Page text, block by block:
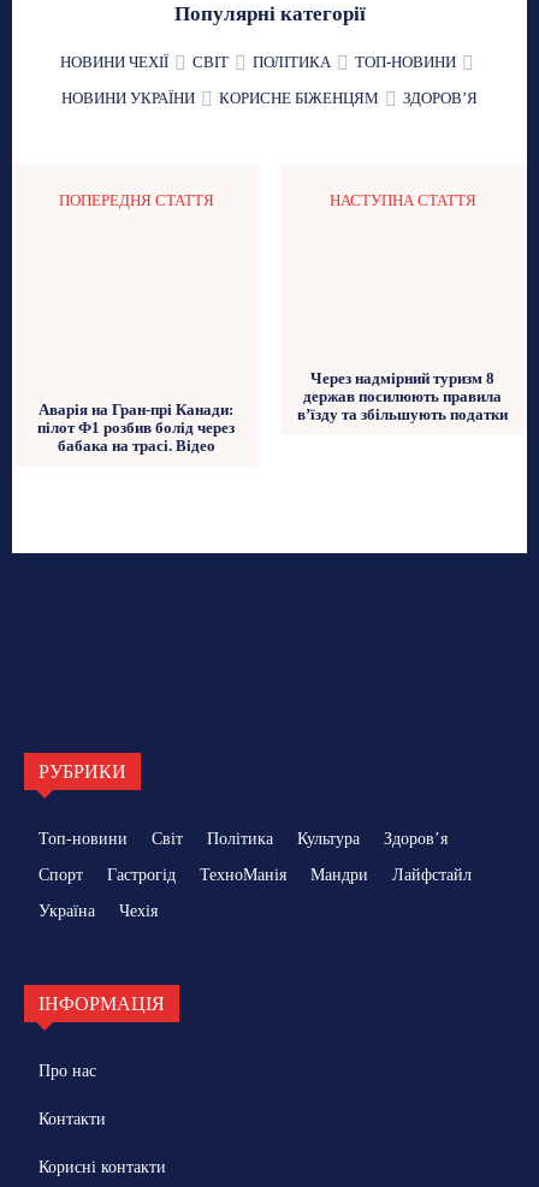
Популярні категорії
НОВИНИ ЧЕХІЇ СВІТ ПОЛІТИКА
ТОП-НОВИНИ
НОВИНИ УКРАЇНИ
КОРИСНЕ БІЖЕНЦЯМ ЗДОРОВʼЯ
ПОПЕРЕДНЯ СТАТТЯ
Аварія на Гран-прі Канади:
пілот Ф1 розбив болід через
бабака на трасі. Відео
НАСТУПНА СТАТТЯ
Через надмірний туризм 8
держав посилюють правила
в’їзду та збільшують податки
РУБРИКИ
Топ-новини Світ Політика Культура
Здоровʼя
Спорт
Гастрогід ТехноМанія Мандри
Лайфстайл
Україна
Чехія
ІНФОРМАЦІЯ
Про нас
Контакти
Корисні контакти